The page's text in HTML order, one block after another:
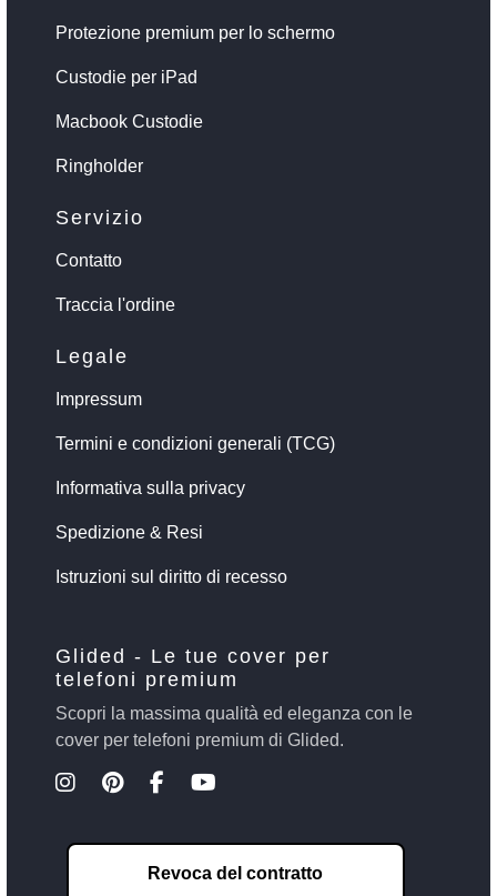
Protezione premium per lo schermo
Custodie per iPad
Macbook Custodie
Ringholder
Servizio
Contatto
Traccia l'ordine
Legale
Impressum
Termini e condizioni generali (TCG)
Informativa sulla privacy
Spedizione & Resi
Istruzioni sul diritto di recesso
Glided - Le tue cover per
telefoni premium
Scopri la massima qualità ed eleganza con le
cover per telefoni premium di Glided.
Revoca del contratto